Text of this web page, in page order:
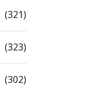
(321)
(323)
(302)